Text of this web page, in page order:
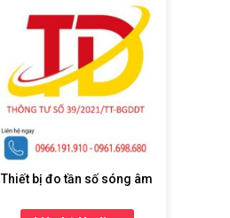
Thiết bị đo tần số sóng âm